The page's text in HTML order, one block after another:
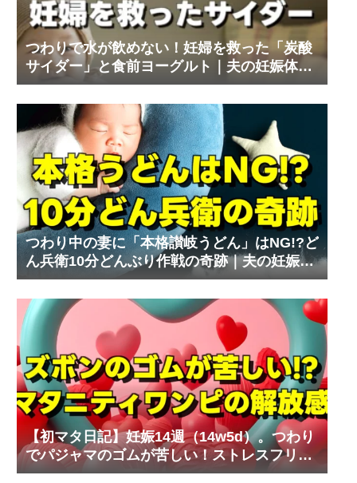
つわりで水が飲めない！妊婦を救った「炭酸
サイダー」と食前ヨーグルト｜夫の妊娠体験
記⑨
つわり中の妻に「本格讃岐うどん」はNG!?ど
ん兵衛10分どんぶり作戦の奇跡｜夫の妊娠体
験記⑧
【初マタ日記】妊娠14週（14w5d）。つわり
でパジャマのゴムが苦しい！ストレスフリー
なマタニティワンピ